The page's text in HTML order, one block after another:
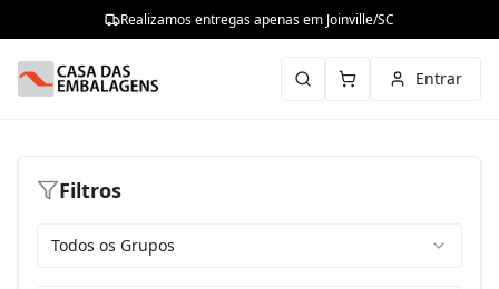
Realizamos entregas apenas em Joinville/SC
Entrar
Filtros
Todos os Grupos